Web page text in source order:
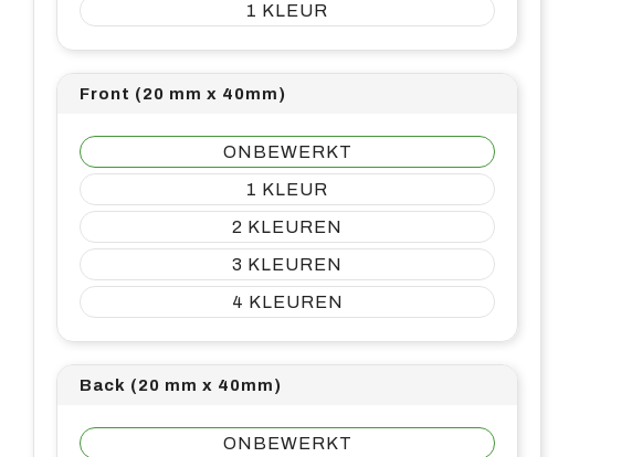
1
Front (20 mm x 40mm)
ONBEWERKT
1
2
3
4
Back (20 mm x 40mm)
ONBEWERKT